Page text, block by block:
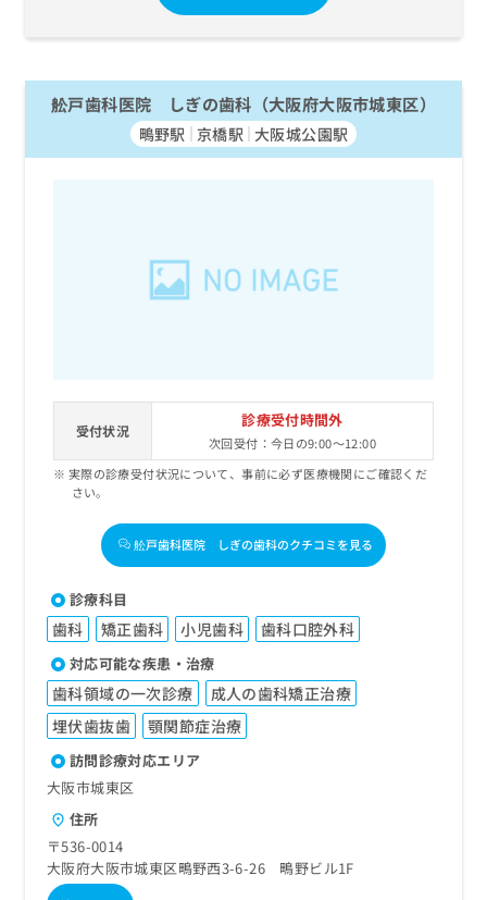
舩戸歯科医院 しぎの歯科（大阪府大阪市城東区）
鴫野駅 京橋駅 大阪城公園駅
受付状況
診療受付時間外
次回受付：今日の9:00～12:00
実際の診療受付状況について、事前に必ず医療機関にご確認くだ
さい。
舩戸歯科医院 しぎの歯科のクチコミを見る
診療科目
歯科 矯正歯科 小児歯科 歯科口腔外科
対応可能な疾患・治療
歯科領域の一次診療
成人の歯科矯正治療
埋伏歯抜歯
顎関節症治療
訪問診療対応エリア
大阪市城東区
住所
〒536-0014
大阪府大阪市城東区鴫野西3-6-26 鴫野ビル1F